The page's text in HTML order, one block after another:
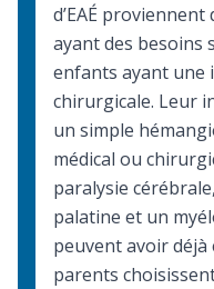
d’EAÉ
ayant des besoins
enfants ayant une
chirurgicale. Leur
un simple
médical ou
paralysie
palatine et un
peuvent avoir déjà
parents